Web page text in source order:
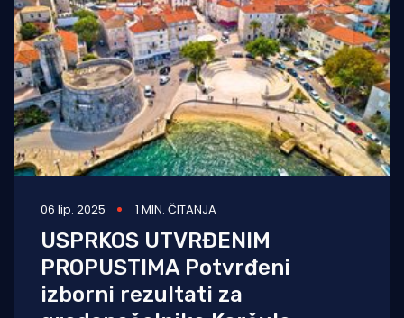
06 lip. 2025 1 MIN. ČITANJA
USPRKOS UTVRĐENIM
PROPUSTIMA Potvrđeni
izborni rezultati za